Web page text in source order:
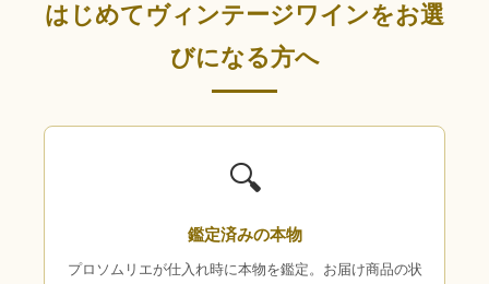
はじめてヴィンテージワインをお選
びになる方へ
🔍
鑑定済みの本物
プロソムリエが仕入れ時に本物を鑑定。お届け商品の状